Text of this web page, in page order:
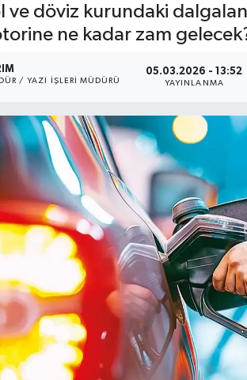
ve döviz kurundaki
ne kadar zam
/ YAZI İŞLERI MÜDÜRÜ
05.03.2026 - 13:52
YAYINLANMA